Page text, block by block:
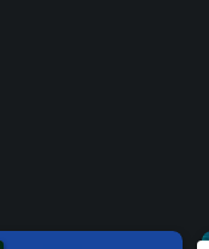
для себя